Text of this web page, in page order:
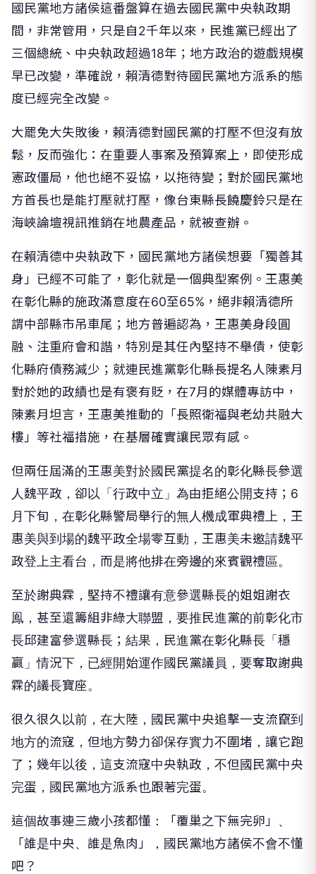
國民黨地方諸侯這番盤算在過去國民黨中央執政期
間，非常管用，只是自2千年以來，民進黨已經出了
三個總統、中央執政超過18年；地方政治的遊戲規模
早已改變，準確說，賴清德對待國民黨地方派系的態
度已經完全改變。
大罷免大失敗後，賴清德對國民黨的打壓不但沒有放
鬆，反而強化：在重要人事案及預算案上，即使形成
憲政僵局，他也絕不妥協，以拖待變；對於國民黨地
方首長也是能打壓就打壓，像台東縣長饒慶鈴只是在
海峽論壇視訊推銷在地農產品，就被查辦。
在賴清德中央執政下，國民黨地方諸侯想要「獨善其
身」已經不可能了，彰化就是一個典型案例。王惠美
在彰化縣的施政滿意度在60至65%，絕非賴清德所
謂中部縣市吊車尾；地方普遍認為，王惠美身段圓
融、注重府會和諧，特別是其任內堅持不舉債，使彰
化縣府債務減少；就連民進黨彰化縣長提名人陳素月
對於她的政績也是有褒有貶，在7月的媒體專訪中，
陳素月坦言，王惠美推動的「長照衛福與老幼共融大
樓」等社福措施，在基層確實讓民眾有感。
但兩任屆滿的王惠美對於國民黨提名的彰化縣長參選
人魏平政，卻以「行政中立」為由拒絕公開支持；6
月下旬，在彰化縣警局舉行的無人機成軍典禮上，王
惠美與到場的魏平政全場零互動，王惠美未邀請魏平
政登上主看台，而是將他排在旁邊的來賓觀禮區。
至於謝典霖，堅持不禮讓有意參選縣長的姐姐謝衣
鳯，甚至還籌組非綠大聯盟，要推民進黨的前彰化市
長邱建富參選縣長；結果，民進黨在彰化縣長「穩
贏」情況下，已經開始運作國民黨議員，要奪取謝典
霖的議長寶座。
很久很久以前，在大陸，國民黨中央追擊一支流竄到
地方的流寇，但地方勢力卻保存實力不圍堵，讓它跑
了；幾年以後，這支流寇中央執政，不但國民黨中央
完蛋，國民黨地方派系也跟著完蛋。
這個故事連三歲小孩都懂：「覆巢之下無完卵」、
「誰是中央、誰是魚肉」，國民黨地方諸侯不會不懂
吧？